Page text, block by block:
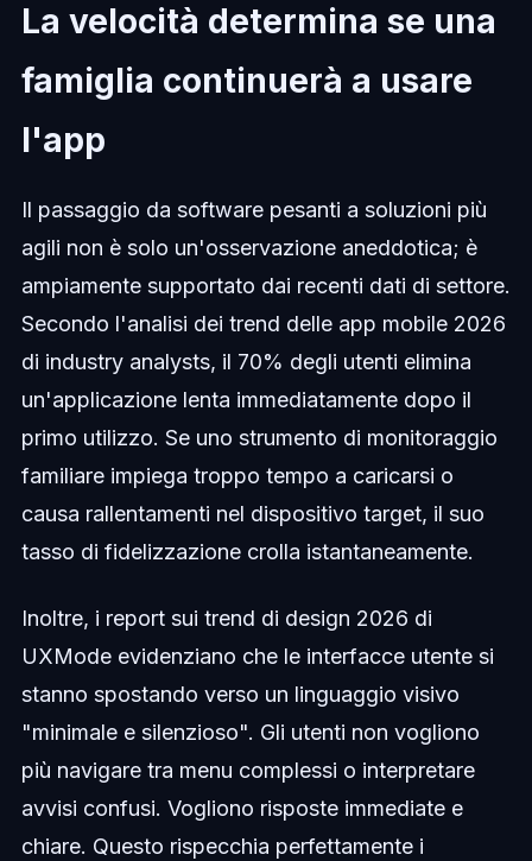
La velocità determina se una
famiglia continuerà a usare
l'app
Il passaggio da software pesanti a soluzioni più
agili non è solo un'osservazione aneddotica; è
ampiamente supportato dai recenti dati di settore.
Secondo l'analisi dei trend delle app mobile 2026
di industry analysts, il 70% degli utenti elimina
un'applicazione lenta immediatamente dopo il
primo utilizzo. Se uno strumento di monitoraggio
familiare impiega troppo tempo a caricarsi o
causa rallentamenti nel dispositivo target, il suo
tasso di fidelizzazione crolla istantaneamente.
Inoltre, i report sui trend di design 2026 di
UXMode evidenziano che le interfacce utente si
stanno spostando verso un linguaggio visivo
"minimale e silenzioso". Gli utenti non vogliono
più navigare tra menu complessi o interpretare
avvisi confusi. Vogliono risposte immediate e
chiare. Questo rispecchia perfettamente i